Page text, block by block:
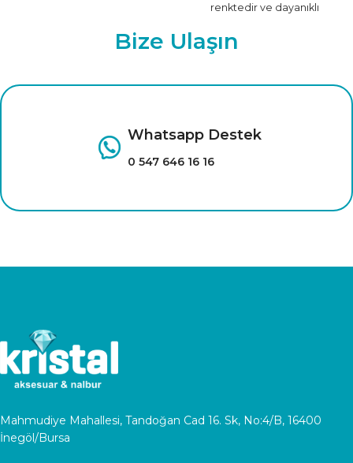
renktedir ve dayanıklı
Farklı renk seçenekleri için
Bize Ulaşın
Whatsapp Destek
0 547 646 16 16
Mahmudiye Mahallesi, Tandoğan Cad 16. Sk, No:4/B, 16400
İnegöl/Bursa